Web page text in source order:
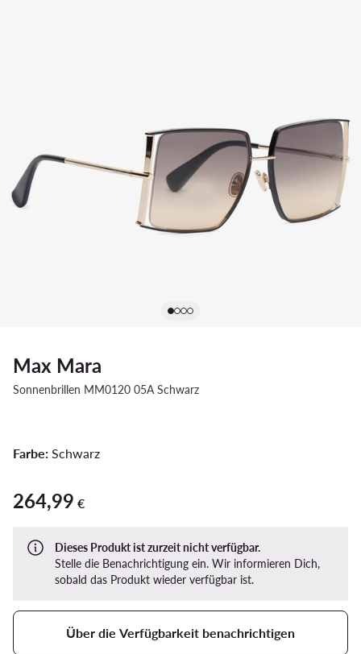
Max Mara
Sonnenbrillen MM0120 05A Schwarz
Farbe: Schwarz
264,99 €
264,99 €
Dieses Produkt ist zurzeit nicht verfügbar.
Stelle die Benachrichtigung ein. Wir informieren Dich,
sobald das Produkt wieder verfügbar ist.
Über die Verfügbarkeit benachrichtigen